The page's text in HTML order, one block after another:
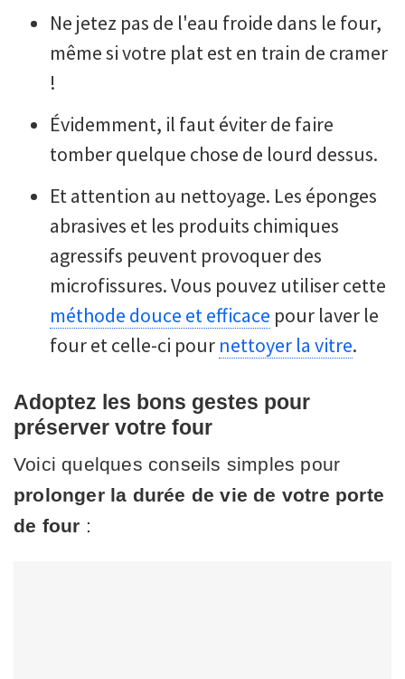
Ne jetez pas de l'eau froide dans le four,
même si votre plat est en train de cramer
!
Évidemment, il faut éviter de faire
tomber quelque chose de lourd dessus.
Et attention au nettoyage. Les éponges
abrasives et les produits chimiques
agressifs peuvent provoquer des
microfissures. Vous pouvez utiliser cette
méthode douce et efficace pour laver le
four et celle-ci pour nettoyer la vitre.
Adoptez les bons gestes pour
préserver votre four
Voici quelques conseils simples pour
prolonger la durée de vie de votre porte
de four :